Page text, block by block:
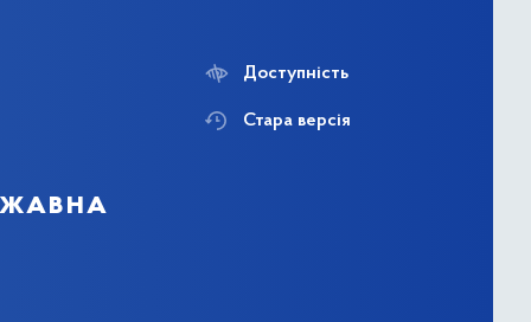
Доступність
Стара версія